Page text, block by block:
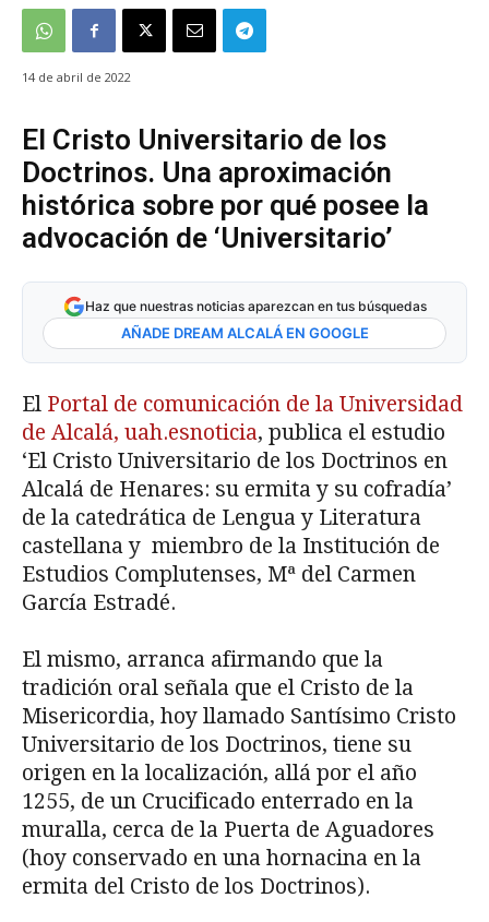
14 de abril de 2022
El Cristo Universitario de los
Doctrinos. Una aproximación
histórica sobre por qué posee la
advocación de ‘Universitario’
Haz que nuestras noticias aparezcan en tus búsquedas
AÑADE DREAM ALCALÁ EN GOOGLE
El Portal de comunicación de la Universidad
de Alcalá, uah.esnoticia, publica el estudio
‘El Cristo Universitario de los Doctrinos en
Alcalá de Henares: su ermita y su cofradía’
de la catedrática de Lengua y Literatura
castellana y miembro de la Institución de
Estudios Complutenses, Mª del Carmen
García Estradé.
El mismo, arranca afirmando que la
tradición oral señala que el Cristo de la
Misericordia, hoy llamado Santísimo Cristo
Universitario de los Doctrinos, tiene su
origen en la localización, allá por el año
1255, de un Crucificado enterrado en la
muralla, cerca de la Puerta de Aguadores
(hoy conservado en una hornacina en la
ermita del Cristo de los Doctrinos).